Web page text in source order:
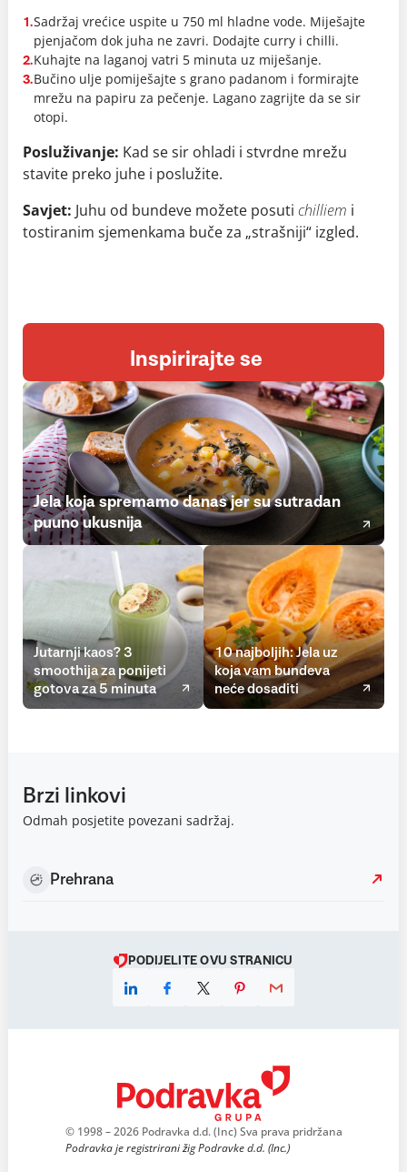
1.Sadržaj vrećice uspite u 750 ml hladne vode. Miješajte
pjenjačom dok juha ne zavri. Dodajte curry i chilli.
2.Kuhajte na laganoj vatri 5 minuta uz miješanje.
3.Bučino ulje pomiješajte s grano padanom i formirajte
mrežu na papiru za pečenje. Lagano zagrijte da se sir
otopi.
Posluživanje: Kad se sir ohladi i stvrdne mrežu
stavite preko juhe i poslužite.
Savjet: Juhu od bundeve možete posuti chilliem i
tostiranim sjemenkama buče za „strašniji“ izgled.
Inspirirajte se
Jela koja spremamo danas jer su sutradan
puuno ukusnija
Jutarnji kaos? 3
smoothija za ponijeti
gotova za 5 minuta
10 najboljih: Jela uz
koja vam bundeva
neće dosaditi
Brzi linkovi
Odmah posjetite povezani sadržaj.
Prehrana
PODIJELITE OVU STRANICU
© 1998 – 2026 Podravka d.d. (Inc) Sva prava pridržana
Podravka je registrirani žig Podravke d.d. (Inc.)